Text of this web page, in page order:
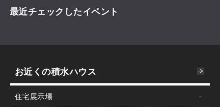
最近チェックしたイベント
お近くの積水ハウス
住宅展示場